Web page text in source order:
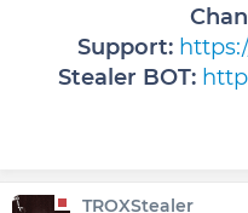
Support:
Stealer BOT:
TROXStealer